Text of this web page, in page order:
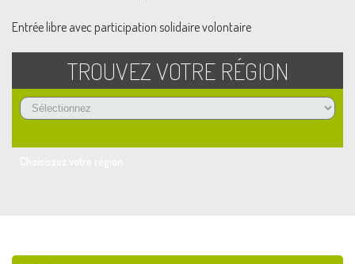
Entrée libre avec participation solidaire volontaire
TROUVEZ VOTRE RÉGION